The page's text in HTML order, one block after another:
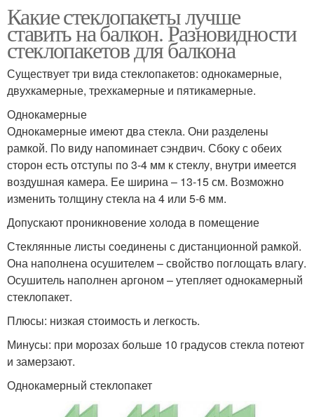
Какие стеклопакеты лучше
ставить на балкон. Разновидности
стеклопакетов для балкона
Существует три вида стеклопакетов: однокамерные,
двухкамерные, трехкамерные и пятикамерные.
Однокамерные
Однокамерные имеют два стекла. Они разделены
рамкой. По виду напоминает сэндвич. Сбоку с обеих
сторон есть отступы по 3-4 мм к стеклу, внутри имеется
воздушная камера. Ее ширина – 13-15 см. Возможно
изменить толщину стекла на 4 или 5-6 мм.
Допускают проникновение холода в помещение
Стеклянные листы соединены с дистанционной рамкой.
Она наполнена осушителем – свойство поглощать влагу.
Осушитель наполнен аргоном – утепляет однокамерный
стеклопакет.
Плюсы: низкая стоимость и легкость.
Минусы: при морозах больше 10 градусов стекла потеют
и замерзают.
Однокамерный стеклопакет